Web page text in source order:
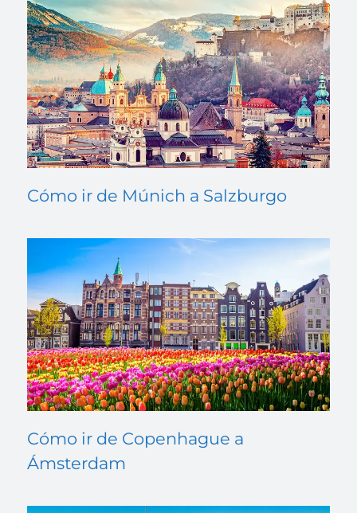
Cómo ir de Múnich a Salzburgo
Cómo ir de Copenhague a
Ámsterdam